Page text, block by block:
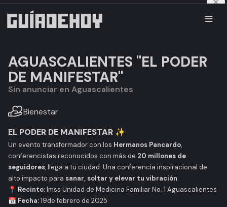
AGUASCALIENTES "EL PODER
DE MANIFESTAR"
Sin anunciar en Aguascalientes
Bienestar
EL PODER DE MANIFESTAR ✨
Un evento transformador con los Hermanos Pancardo,
conferencistas reconocidos con más de 20 millones de
seguidores, llega a tu ciudad. Una conferencia inspiracional de
alto impacto para sanar, soltar y elevar tu vibración.
📍 Recinto:Imss Unidad de Medicina Familiar No. 1 Aguascalientes
📅 Fecha:19de febrero de 2025